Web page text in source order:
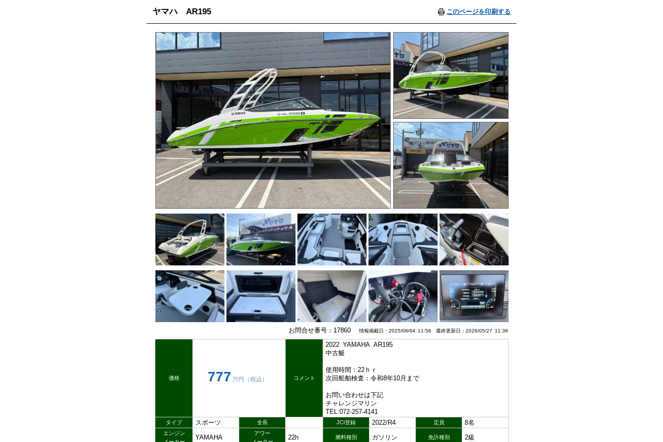
ヤマハ AR195 このページを印刷する
お問合せ番号：17860 情報掲載日：2025/08/04 11:58 最終更新日：2026/05/27 11:36
価格 777 万円（税込） コメント
2022 YAMAHA AR195
中古艇
使用時間：22ｈｒ
次回船舶検査：令和8年10月まで
お問い合わせは下記
チャレンジマリン
TEL:072-257-4141
タイプ スポーツ 全長 JCI登録 2022/R4 定員 8名
エンジン
YAMAHA
アワー
22h 燃料種別 ガソリン 免許種別 2級